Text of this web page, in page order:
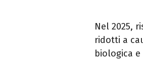
Nel 2025,
ridotti a
biologica